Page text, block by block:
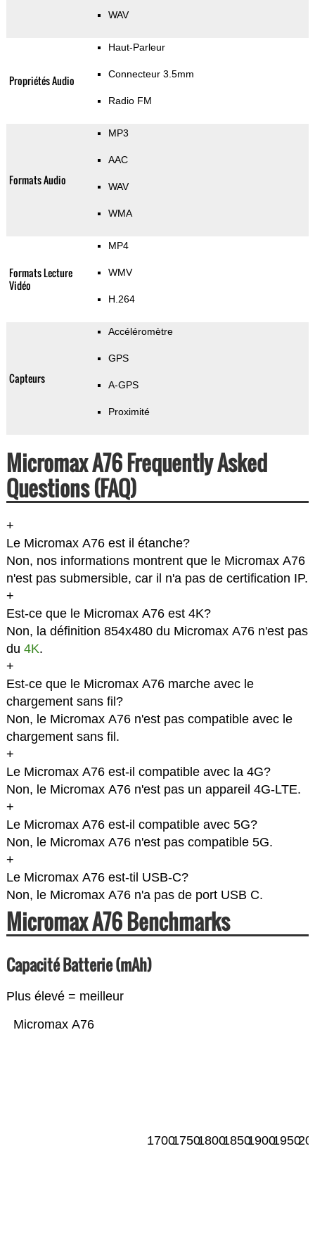
WAV
Propriétés Audio
Haut-Parleur
Connecteur 3.5mm
Radio FM
Formats Audio
MP3
AAC
WAV
WMA
Formats Lecture
Vidéo
MP4
WMV
H.264
Capteurs
Accéléromètre
GPS
A-GPS
Proximité
Micromax A76 Frequently Asked
Questions (FAQ)
+
Le Micromax A76 est il étanche?
Non, nos informations montrent que le Micromax A76
n'est pas submersible, car il n'a pas de certification IP.
+
Est-ce que le Micromax A76 est 4K?
Non, la définition 854x480 du Micromax A76 n'est pas
du 4K.
+
Est-ce que le Micromax A76 marche avec le
chargement sans fil?
Non, le Micromax A76 n'est pas compatible avec le
chargement sans fil.
+
Le Micromax A76 est-il compatible avec la 4G?
Non, le Micromax A76 n'est pas un appareil 4G-LTE.
+
Le Micromax A76 est-il compatible avec 5G?
Non, le Micromax A76 n'est pas compatible 5G.
+
Le Micromax A76 est-til USB-C?
Non, le Micromax A76 n'a pas de port USB C.
Micromax A76 Benchmarks
Capacité Batterie (mAh)
Plus élevé = meilleur
Micromax A76
170017501800185019001950